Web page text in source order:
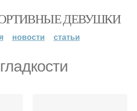
ДЕВУШКИ
новости статьи